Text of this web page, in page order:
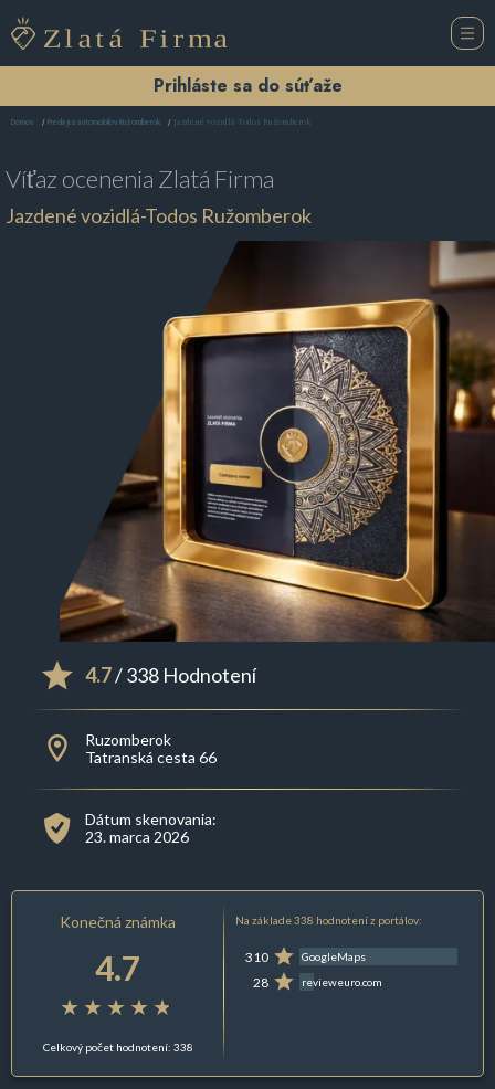
Prihláste sa do súťaže
Domov Predajca automobilov Ružomberok Jazdené vozidlá-Todos Ružomberok
Víťaz ocenenia Zlatá Firma
Jazdené vozidlá-Todos Ružomberok
4.7/ 338 Hodnotení
Ruzomberok
Tatranská cesta 66
Dátum skenovania:
23. marca 2026
Konečná známka
4.7
Celkový počet hodnotení: 338
Na základe 338 hodnotení z portálov:
310 GoogleMaps
28 revieweuro.com